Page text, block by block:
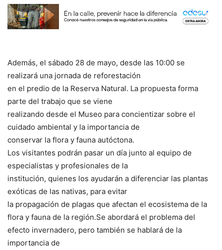
Además, el sábado 28 de mayo, desde las 10:00 se
realizará una jornada de reforestación
en el predio de la Reserva Natural. La propuesta forma
parte del trabajo que se viene
realizando desde el Museo para concientizar sobre el
cuidado ambiental y la importancia de
conservar la flora y fauna autóctona.
Los visitantes podrán pasar un día junto al equipo de
especialistas y profesionales de la
institución, quienes los ayudarán a diferenciar las plantas
exóticas de las nativas, para evitar
la propagación de plagas que afectan el ecosistema de la
flora y fauna de la región.Se abordará el problema del
efecto invernadero, pero también se hablará de la
importancia de